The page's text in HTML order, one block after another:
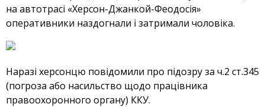
на автотрасі «Херсон-Джанкой-Феодосія»
оперативники наздогнали і затримали чоловіка.
Наразі херсонцю повідомили про підозру за ч.2 ст.345
(погроза або насильство щодо працівника
правоохоронного органу) ККУ.